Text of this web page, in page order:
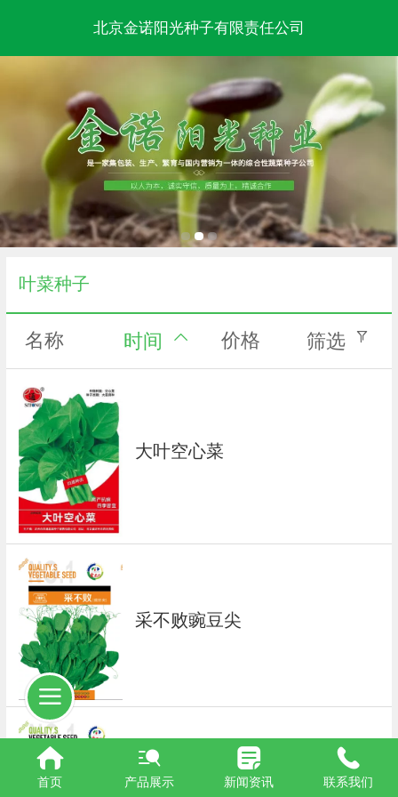
北京金诺阳光种子有限责任公司
叶菜种子
名称 时间 价格 筛选
大叶空心菜
采不败豌豆尖
翠嫩2号
首页 产品展示 新闻资讯 联系我们